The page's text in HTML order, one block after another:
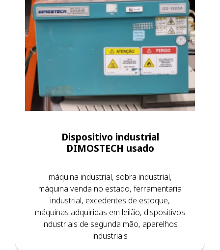
Dispositivo industrial
DIMOSTECH usado
máquina industrial, sobra industrial,
máquina venda no estado, ferramentaria
industrial, excedentes de estoque,
máquinas adquiridas em leilão, dispositivos
industriais de segunda mão, aparelhos
industriais